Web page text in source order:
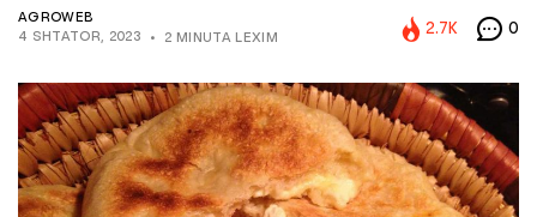
AGROWEB
4 SHTATOR, 2023
2 MINUTA LEXIM
2.7K 0